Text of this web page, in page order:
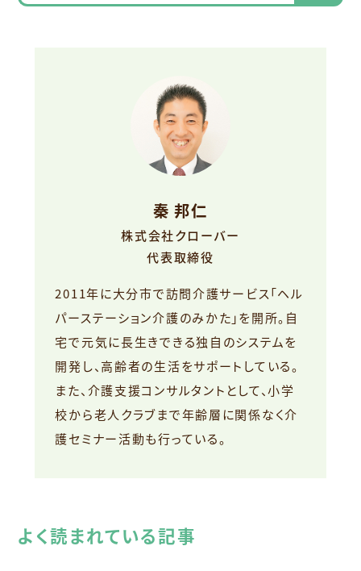
秦 邦仁
株式会社クローバー
代表取締役
2011年に大分市で訪問介護サービス「ヘル
パーステーション介護のみかた」を開所。自
宅で元気に長生きできる独自のシステムを
開発し、高齢者の生活をサポートしている。
また、介護支援コンサルタントとして、小学
校から老人クラブまで年齢層に関係なく介
護セミナー活動も行っている。
よく読まれている記事